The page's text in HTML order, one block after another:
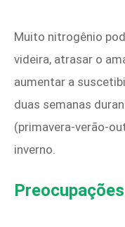
Muito nitrogênio
videira, atrasar o
aumentar a
duas semanas
(primavera-verão-
inverno.